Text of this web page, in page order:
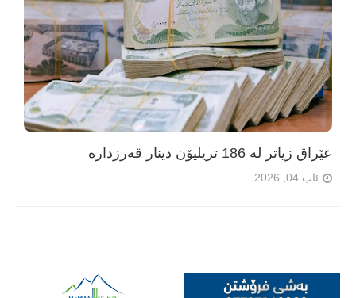
عێراق زیاتر لە 186 تریلیۆن دینار قەرزدارە
ئاب 04, 2026